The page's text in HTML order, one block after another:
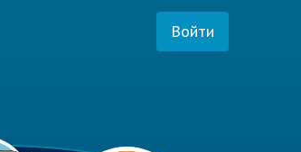
Войти